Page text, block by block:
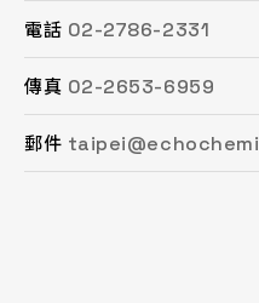
電話 02-2786-2331
傳真 02-2653-6959
郵件
電話 03-494-6939
傳真 03-493-0687
郵件
電話 037-621-088
傳真 037-615-096
郵件
電話 04-2472-8859
傳真 04-2472-8825
郵件
電話 06-243-6589
傳真 06-253-8208
郵件
電話 07-753-9988
傳真 07-753-1958
郵件